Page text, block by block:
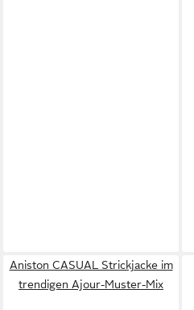
Aniston CASUAL Strickjacke im
trendigen Ajour-Muster-Mix